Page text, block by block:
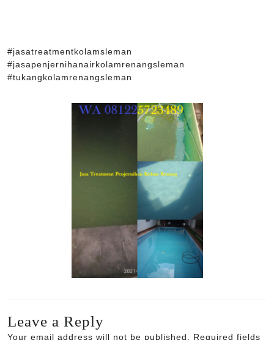
#jasatreatmentkolamsleman
#jasapenjernihanairkolamrenangsleman
#tukangkolamrenangsleman
Leave a Reply
Your email address will not be published. Required fields